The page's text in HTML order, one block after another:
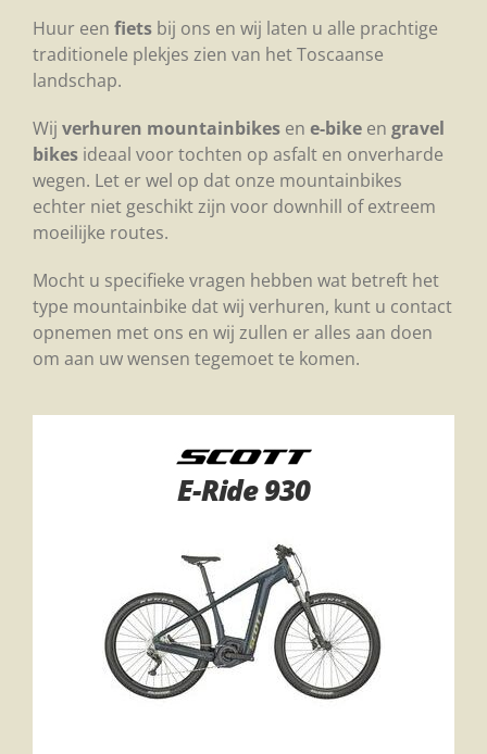
Huur een fiets bij ons en wij laten u alle prachtige
traditionele plekjes zien van het Toscaanse
landschap.
Wij verhuren mountainbikes en e-bike en gravel
bikes ideaal voor tochten op asfalt en onverharde
wegen. Let er wel op dat onze mountainbikes
echter niet geschikt zijn voor downhill of extreem
moeilijke routes.
Mocht u specifieke vragen hebben wat betreft het
type mountainbike dat wij verhuren, kunt u contact
opnemen met ons en wij zullen er alles aan doen
om aan uw wensen tegemoet te komen.
E-Ride 930